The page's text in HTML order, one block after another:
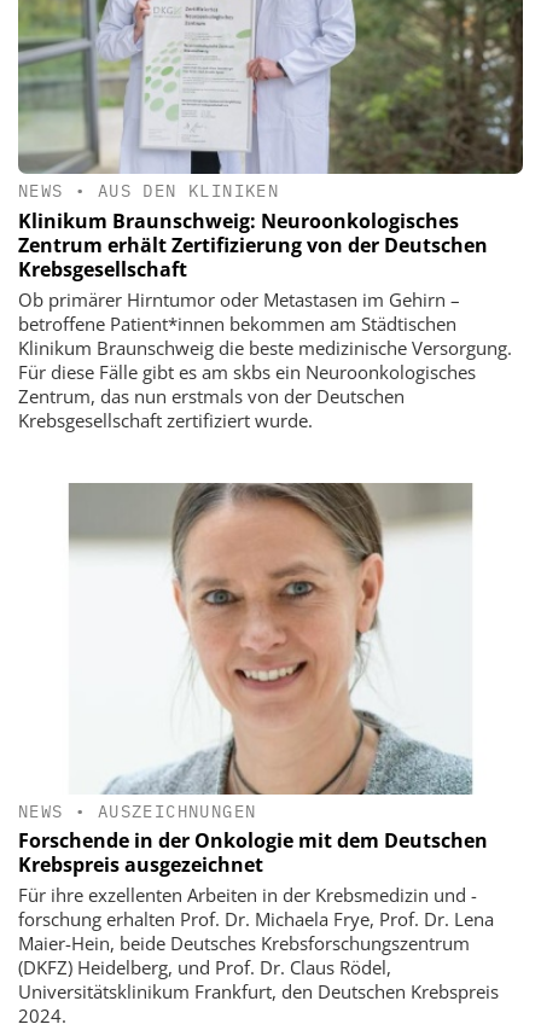
NEWS • AUS DEN KLINIKEN
Klinikum Braunschweig: Neuroonkologisches
Zentrum erhält Zertifizierung von der Deutschen
Krebsgesellschaft
Ob primärer Hirntumor oder Metastasen im Gehirn –
betroffene Patient*innen bekommen am Städtischen
Klinikum Braunschweig die beste medizinische Versorgung.
Für diese Fälle gibt es am skbs ein Neuroonkologisches
Zentrum, das nun erstmals von der Deutschen
Krebsgesellschaft zertifiziert wurde.
NEWS • AUSZEICHNUNGEN
Forschende in der Onkologie mit dem Deutschen
Krebspreis ausgezeichnet
Für ihre exzellenten Arbeiten in der Krebsmedizin und -
forschung erhalten Prof. Dr. Michaela Frye, Prof. Dr. Lena
Maier-Hein, beide Deutsches Krebsforschungszentrum
(DKFZ) Heidelberg, und Prof. Dr. Claus Rödel,
Universitätsklinikum Frankfurt, den Deutschen Krebspreis
2024.